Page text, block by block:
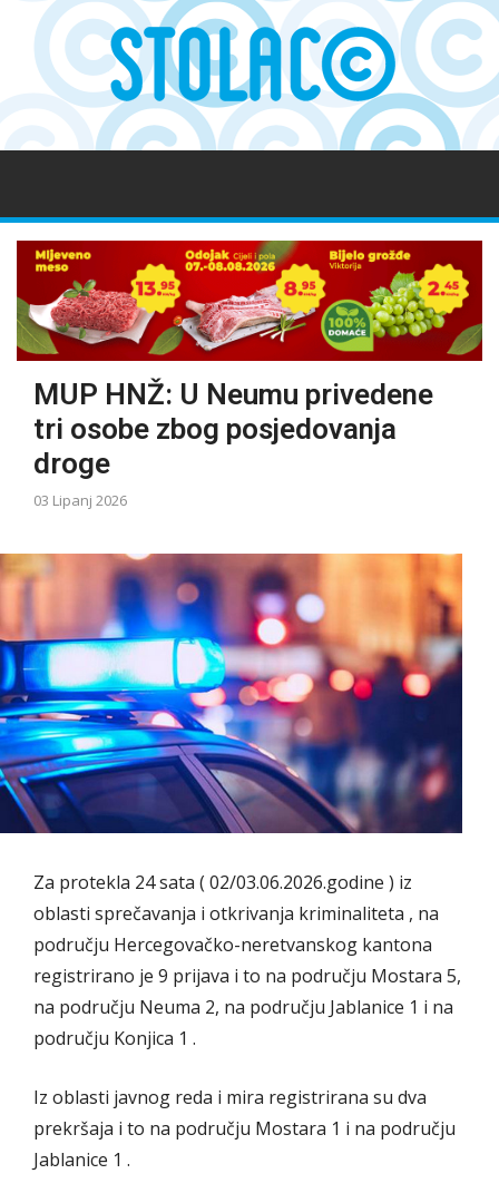
MUP HNŽ: U Neumu privedene
tri osobe zbog posjedovanja
droge
03 Lipanj 2026
Za protekla 24 sata ( 02/03.06.2026.godine ) iz
oblasti sprečavanja i otkrivanja kriminaliteta , na
području Hercegovačko-neretvanskog kantona
registrirano je 9 prijava i to na području Mostara 5,
na području Neuma 2, na području Jablanice 1 i na
području Konjica 1 .
Iz oblasti javnog reda i mira registrirana su dva
prekršaja i to na području Mostara 1 i na području
Jablanice 1 .